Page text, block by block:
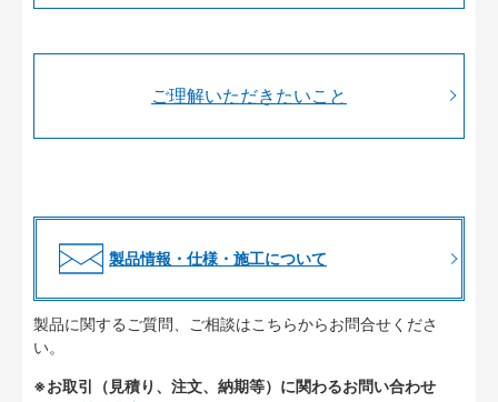
ご理解いただきたいこと
製品情報・仕様・施工について
製品に関するご質問、ご相談はこちらからお問合せくださ
い。
※お取引（見積り、注文、納期等）に関わるお問い合わせ